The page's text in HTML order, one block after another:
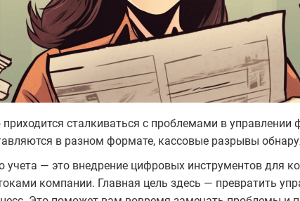
сталкиваться с проблемами в управлении
в разном формате, кассовые разрывы
учета — это внедрение цифровых инструментов для
компании. Главная цель здесь — превратить